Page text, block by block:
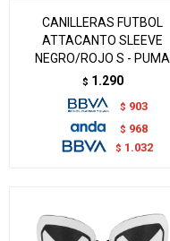
CANILLERAS FUTBOL
ATTACANTO SLEEVE
NEGRO/ROJO S - PUMA
$ 1.290
$ 903
$ 968
$ 1.032